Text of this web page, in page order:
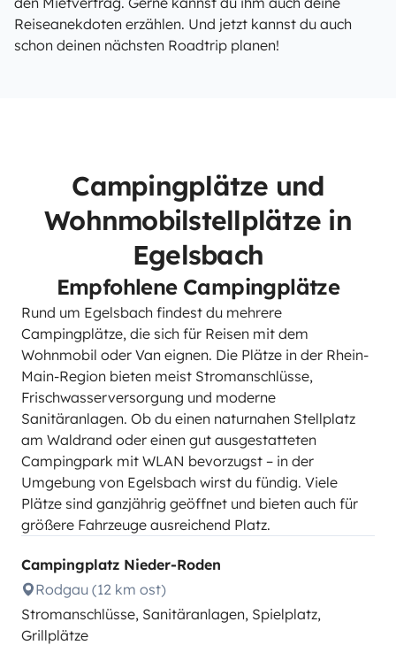
Reiseanekdoten erzählen. Und jetzt kannst du auch
schon deinen nächsten Roadtrip planen!
Campingplätze und
Wohnmobilstellplätze in
Egelsbach
Empfohlene Campingplätze
Rund um Egelsbach findest du mehrere
Campingplätze, die sich für Reisen mit dem
Wohnmobil oder Van eignen. Die Plätze in der Rhein-
Main-Region bieten meist Stromanschlüsse,
Frischwasserversorgung und moderne
Sanitäranlagen. Ob du einen naturnahen Stellplatz
am Waldrand oder einen gut ausgestatteten
Campingpark mit WLAN bevorzugst – in der
Umgebung von Egelsbach wirst du fündig. Viele
Plätze sind ganzjährig geöffnet und bieten auch für
größere Fahrzeuge ausreichend Platz.
Campingplatz Nieder-Roden
Rodgau (12 km ost)
Stromanschlüsse, Sanitäranlagen, Spielplatz,
Grillplätze